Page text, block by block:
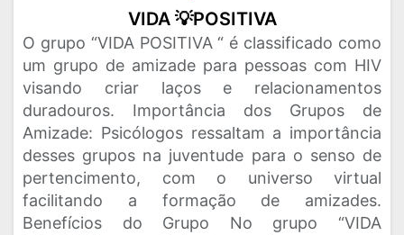
VIDA 💡POSITIVA
O grupo “VIDA POSITIVA “ é classificado como
um grupo de amizade para pessoas com HIV
visando criar laços e relacionamentos
duradouros. Importância dos Grupos de
Amizade: Psicólogos ressaltam a importância
desses grupos na juventude para o senso de
pertencimento, com o universo virtual
facilitando a formação de amizades.
Benefícios do Grupo No grupo “VIDA